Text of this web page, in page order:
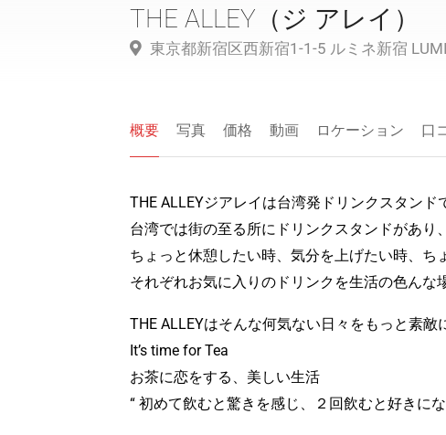
THE ALLEY（ジ アレイ）
東京都新宿区西新宿1-1-5 ルミネ新宿
概要 写真 価格 動画 ロケーション 口
THE ALLEYジアレイは台湾発ドリンクスタンド
台湾では街の至る所にドリンクスタンドがあり、
ちょっと休憩したい時、気分を上げたい時、ち
それぞれお気に入りのドリンクを生活の色んな
THE ALLEYはそんな何気ない日々をもっと素敵
It’s time for Tea
お茶に恋をする、美しい生活
“ 初めて飲むと驚きを感じ、２回飲むと好きに